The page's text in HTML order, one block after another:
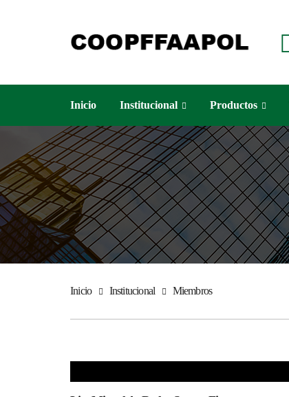
Inicio Institucional Productos
Inicio Institucional Miembros